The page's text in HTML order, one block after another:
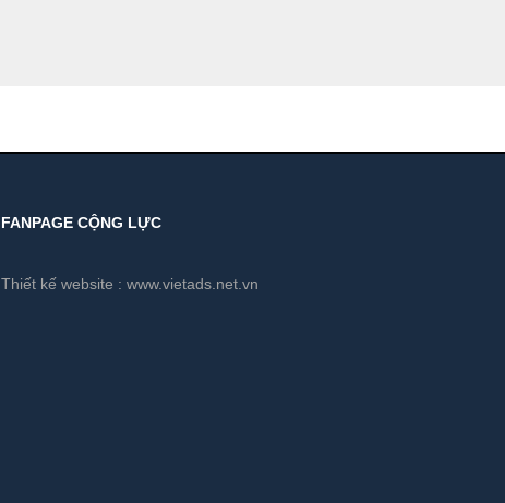
FANPAGE CỘNG LỰC
Thiết kế website : www.vietads.net.vn